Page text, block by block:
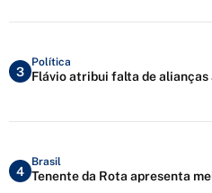
3
Política
Flávio atribui falta de alianças
4
Brasil
Tenente da Rota apresenta